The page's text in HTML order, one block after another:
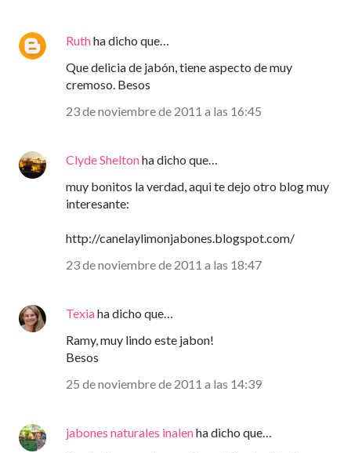
Ruthha dicho que…
Que delicia de jabón, tiene aspecto de muy
cremoso. Besos
23 de noviembre de 2011 a las 16:45
Clyde Sheltonha dicho que…
muy bonitos la verdad, aqui te dejo otro blog muy
interesante:
http://canelaylimonjabones.blogspot.com/
23 de noviembre de 2011 a las 18:47
Texiaha dicho que…
Ramy, muy lindo este jabon!
Besos
25 de noviembre de 2011 a las 14:39
jabones naturales inalenha dicho que…